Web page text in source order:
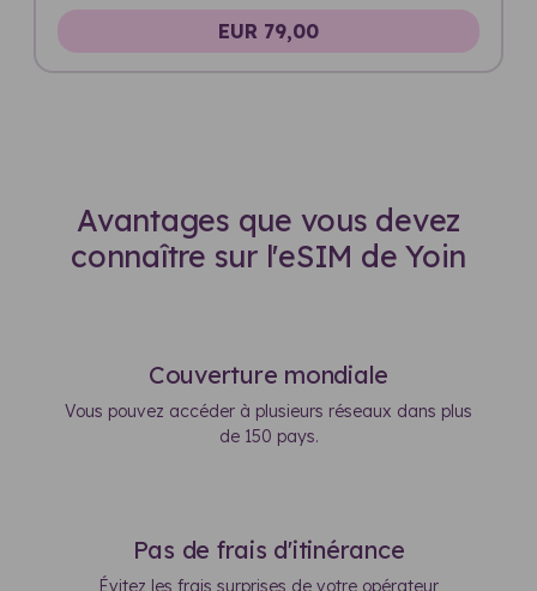
EUR 79,00
Avantages que vous devez
connaître sur l'eSIM de Yoin
Couverture mondiale
Vous pouvez accéder à plusieurs réseaux dans plus
de 150 pays.
Pas de frais d'itinérance
Évitez les frais surprises de votre opérateur